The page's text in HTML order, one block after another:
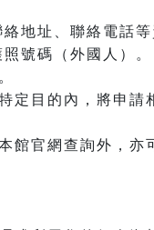
地址、聯絡電話等
號碼（外國人）。
定目的內，將申請
館官網查詢外，亦